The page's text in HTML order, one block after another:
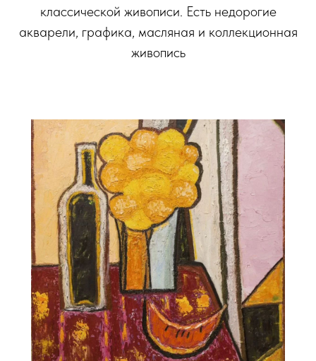
классической живописи. Есть недорогие
акварели, графика, масляная и коллекционная
живопись